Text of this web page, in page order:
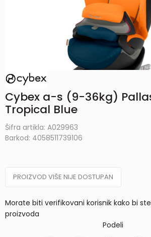
Cybex a-s (9-36kg)
Tropical Blue
Šifra artikla: A029963
Barkod: 4058511739106
PROIZVOD VIŠE NIJE DOSTUPAN
Morate biti verifikovani korisnik kako bi
proizvoda
Podeli